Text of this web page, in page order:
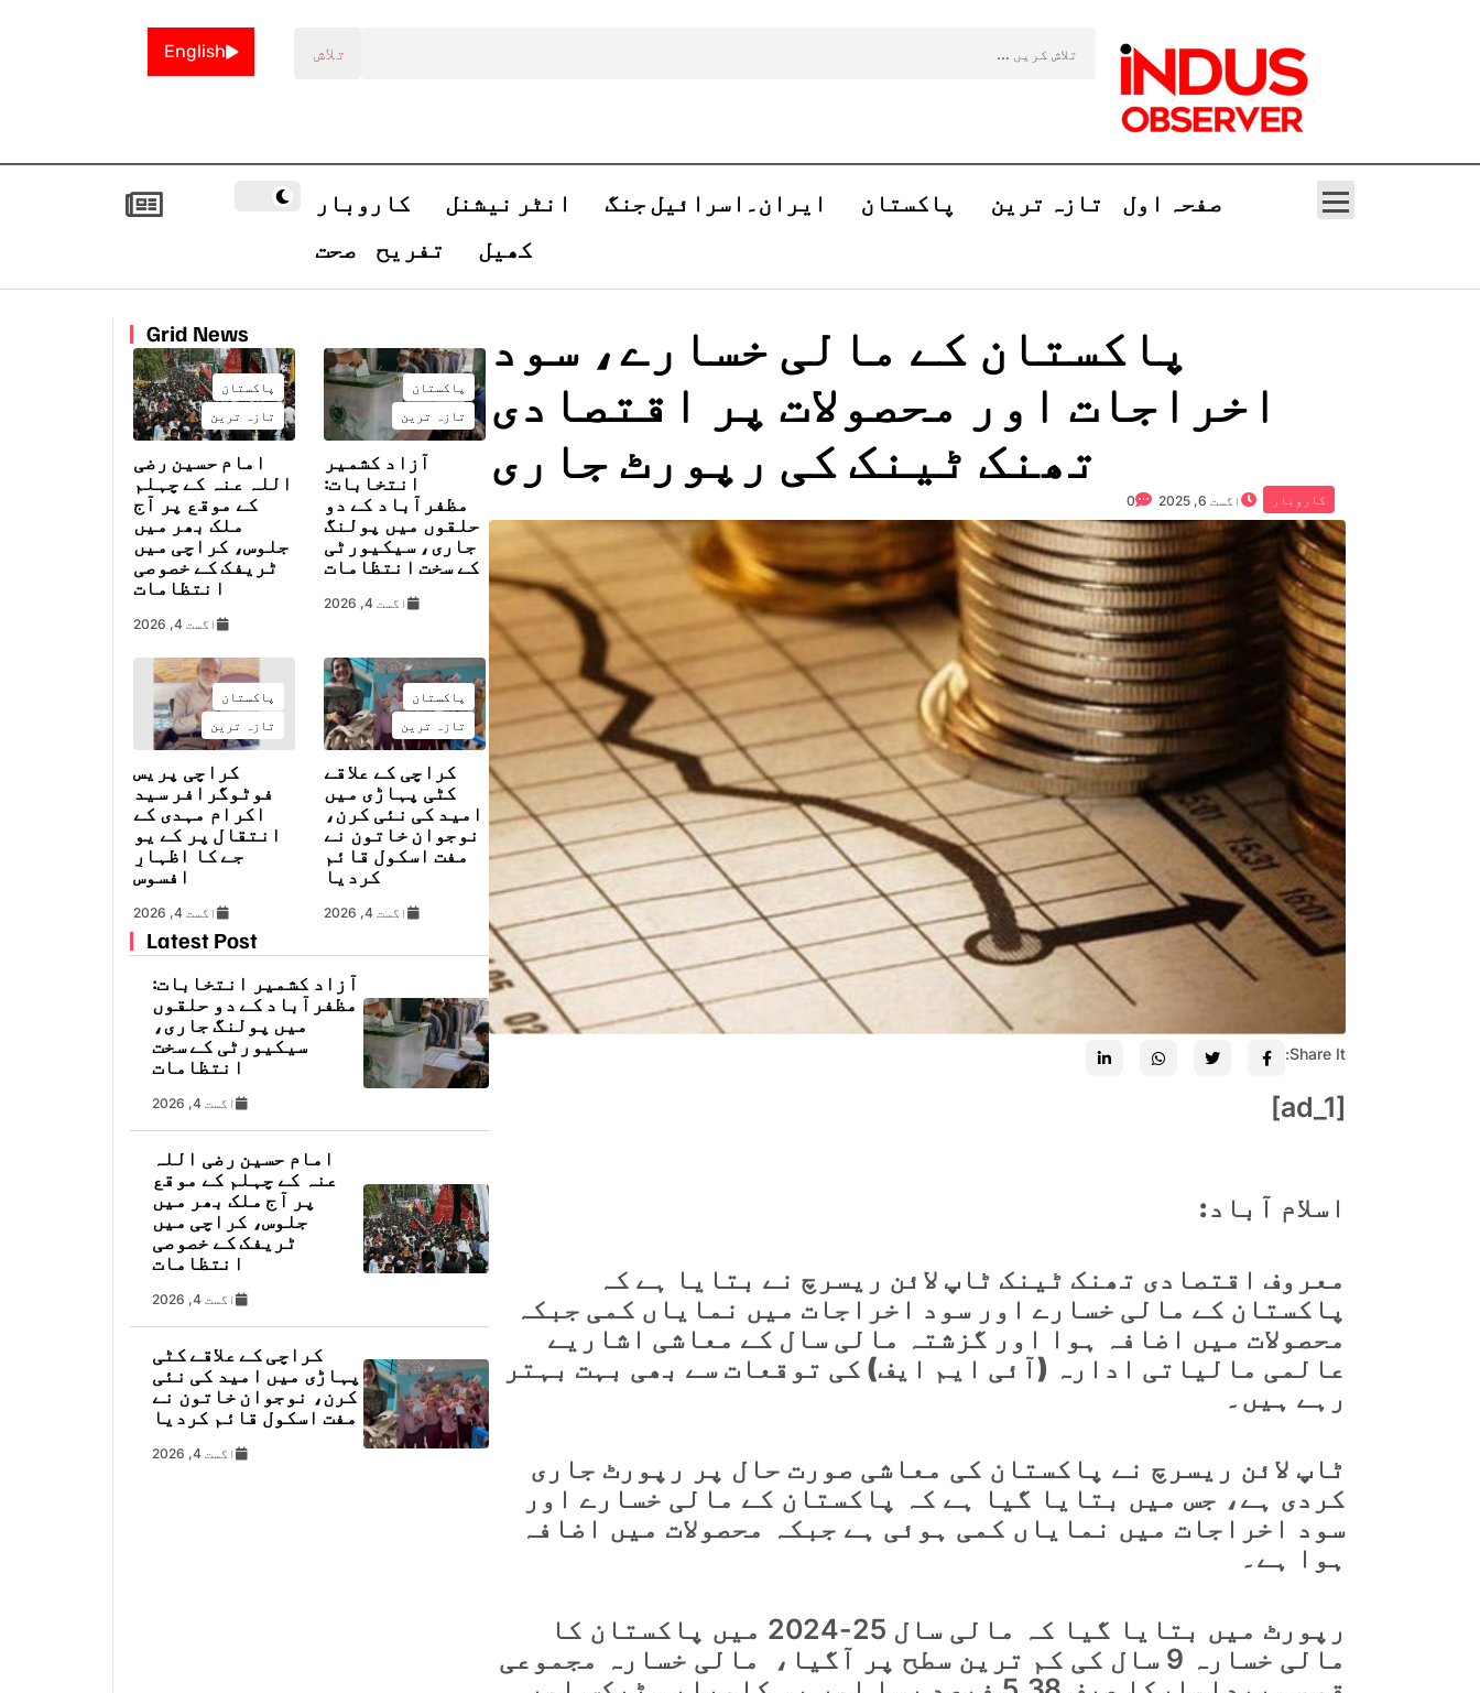
English
صفحہ اول تازہ ترین پاکستان ایران۔اسرائیل جنگ انٹر نیشنل
کاروبار
کھیل
تفریح صحت
پاکستان کے مالی خسارے، سود
اخراجات اور محصولات پر اقتصادی
تھنک ٹینک کی رپورٹ جاری
کاروبار اگست 6, 2025 0
Share It:
[ad_1]
اسلام آباد:
معروف اقتصادی تھنک ٹینک ٹاپ لائن ریسرچ نے بتایا ہے کہ
پاکستان کے مالی خسارے اور سود اخراجات میں نمایاں کمی جبکہ
محصولات میں اضافہ ہوا اور گزشتہ مالی سال کے معاشی اشاریے
عالمی مالیاتی ادارہ (آئی ایم ایف) کی توقعات سے بھی بہت بہتر
رہے ہیں۔
ٹاپ لائن ریسرچ نے پاکستان کی معاشی صورت حال پر رپورٹ جاری
کردی ہے، جس میں بتایا گیا ہے کہ پاکستان کے مالی خسارے اور
سود اخراجات میں نمایاں کمی ہوئی ہے جبکہ محصولات میں اضافہ
ہوا ہے۔
رپورٹ میں بتایا گیا کہ مالی سال 25-2024 میں پاکستان کا
مالی خسارہ 9 سال کی کم ترین سطح پر آگیا، مالی خسارہ مجموعی
Grid News
پاکستان
تازہ ترین
آزاد کشمیر
انتخابات:
مظفرآباد کے دو
حلقوں میں پولنگ
جاری، سیکیورٹی
کے سخت انتظامات
اگست 4, 2026
پاکستان
تازہ ترین
امام حسین رضی
اللہ عنہ کے چہلم
کے موقع پر آج
ملک بھر میں
جلوس، کراچی میں
ٹریفک کے خصوصی
انتظامات
اگست 4, 2026
پاکستان
تازہ ترین
کراچی کے علاقے
کٹی پہاڑی میں
امید کی نئی کرن،
نوجوان خاتون نے
مفت اسکول قائم
کردیا
اگست 4, 2026
پاکستان
تازہ ترین
کراچی پریس
فوٹوگرافر سید
اکرام مہدی کے
انتقال پر کے یو
جے کا اظہارِ
افسوس
اگست 4, 2026
Latest Post
آزاد کشمیر انتخابات:
مظفرآباد کے دو حلقوں
میں پولنگ جاری،
سیکیورٹی کے سخت
انتظامات
اگست 4, 2026
امام حسین رضی اللہ
عنہ کے چہلم کے موقع
پر آج ملک بھر میں
جلوس، کراچی میں
ٹریفک کے خصوصی
انتظامات
اگست 4, 2026
کراچی کے علاقے کٹی
پہاڑی میں امید کی نئی
کرن، نوجوان خاتون نے
مفت اسکول قائم کردیا
اگست 4, 2026